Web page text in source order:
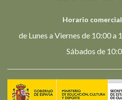
Horario
de Lunes a Viernes de 10:00 a
Sábados de